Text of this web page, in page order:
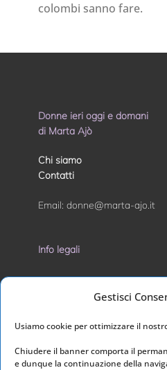
Gestisci
Usiamo cookie per ottimizzare il
Chiudere il banner comporta il
e dunque la continuazione della
colombi sanno fare.
Donne ieri oggi e domani
di Marta Ajò
Chi siamo
Contatti
Email: donne@marta-ajo.it
Info legali
Privacy Policy
Cookie Policy